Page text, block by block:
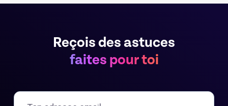
Reçois des astuces
faites pour toi